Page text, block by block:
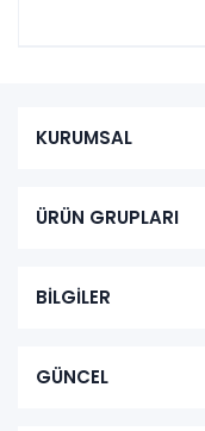
KURUMSAL
ÜRÜN GRUPLARI
BİLGİLER
GÜNCEL